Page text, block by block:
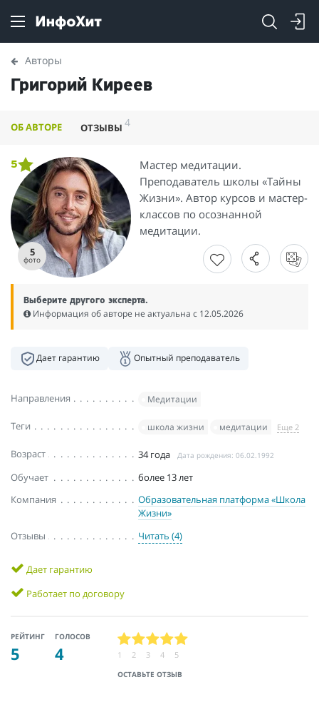
Авторы
Григорий Киреев
ОБ АВТОРЕ ОТЗЫВЫ 4
5
фото
5
Мастер медитации.
Преподаватель школы «Тайны
Жизни». Автор курсов и мастер-
классов по осознанной
медитации.
Выберите другого эксперта.
Информация об авторе не актуальна c 12.05.2026
Дает гарантию Опытный преподаватель
Направления Медитации
Теги школа жизни медитации Еще 2
Возраст 34 года Дата рождения: 06.02.1992
Обучает
более 13 лет
Компания
Образовательная платформа «Школа
Жизни»
Отзывы
Читать (4)
Дает гарантию
Работает по договору
РЕЙТИНГ
5
ГОЛОСОВ
4
ОСТАВЬТЕ ОТЗЫВ
1 2 3 4 5